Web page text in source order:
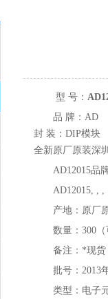
型 号：
品 牌： AD
封 装：DIP模块
全新原厂原装深
AD12015品
AD12015, , ,
产地：原厂
数量： 300
备注：*现货
批号： 2013
类型：电子